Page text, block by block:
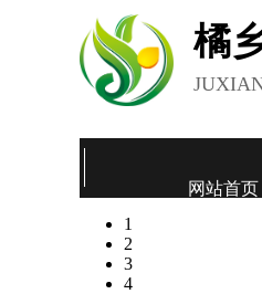
橘
网站首页
1
2
3
4